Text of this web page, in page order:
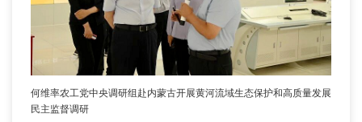
何维率农工党中央调研组赴内蒙古开展黄河流域生态保护和高质量发展
民主监督调研